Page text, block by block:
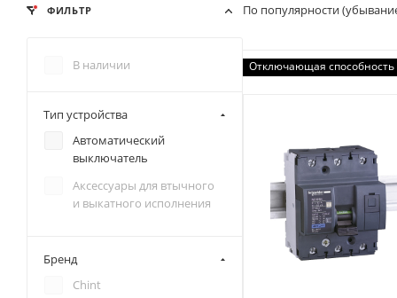
По популярности
Отключающая способность
ФИЛЬТР
В наличии
Тип устройства
Автоматический
выключатель
Аксессуары для втычного
и выкатного исполнения
Бренд
Chint